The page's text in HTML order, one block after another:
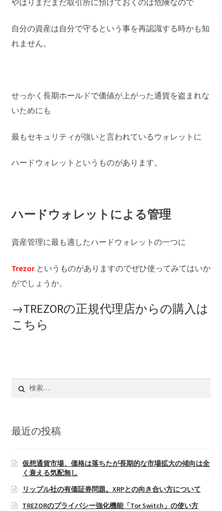
自分の資産は自分で守るという事を再認識する時かも知
れません。
せっかく長期ホールドで価値が上がった通貨を盗まれな
いためにも
最もセキュリティが強いと言われているウォレットに
ハードウォレットというものがあります。
ハードウォレットによる管理
資産管理に最も適したハードウォレットの一つに
Trezorというものがありますのでぜひ使ってみてはいか
がでしょうか。
→TREZORの正規代理店からの購入は
こちら
最近の投稿
仮想通貨市場、価格は落ちたが長期的な市場拡大の傾向は全
く衰える気配無し
リップル社の有価証券問題。XRPとの向き合い方について
TREZORのプライバシー強化機能「Tor Switch」の使い方